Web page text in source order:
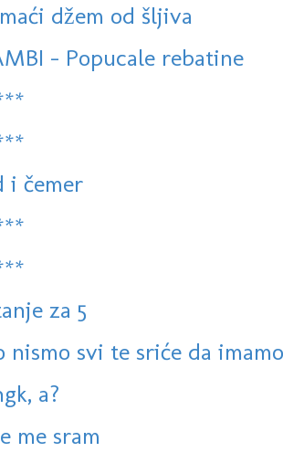
džem od šljiva
- Popucale rebatine
i čemer
za 5
nismo svi te sriće da
a?
me sram